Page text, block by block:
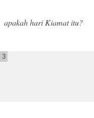
apakah hari Kiamat itu?
3